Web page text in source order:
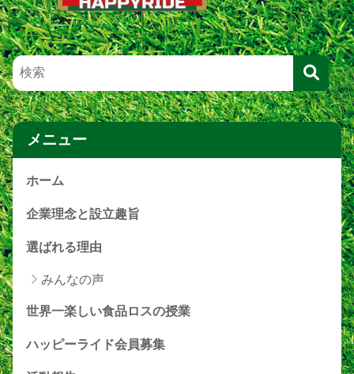
メニュー
ホーム
企業理念と設立趣旨
選ばれる理由
みんなの声
世界一楽しい食品ロスの授業
ハッピーライド会員募集